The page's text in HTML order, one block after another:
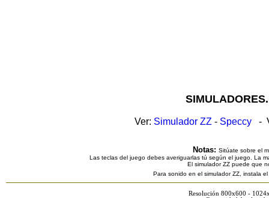
Ver: Simulador ZZ - Speccy -
Notas: Sitúate sobre el
Las teclas del juego debes averiguarlas tú según el juego. La
El simulador ZZ puede que
Para sonido en el simulador ZZ, instala
Resolución 800x600 -